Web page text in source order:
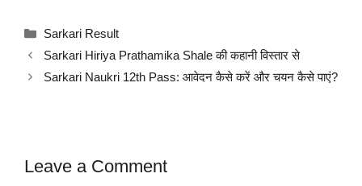
Categories
Sarkari Result
Sarkari Hiriya Prathamika Shale की कहानी विस्तार से
Sarkari Naukri 12th Pass: आवेदन कैसे करें और चयन कैसे पाएं?
Leave a Comment